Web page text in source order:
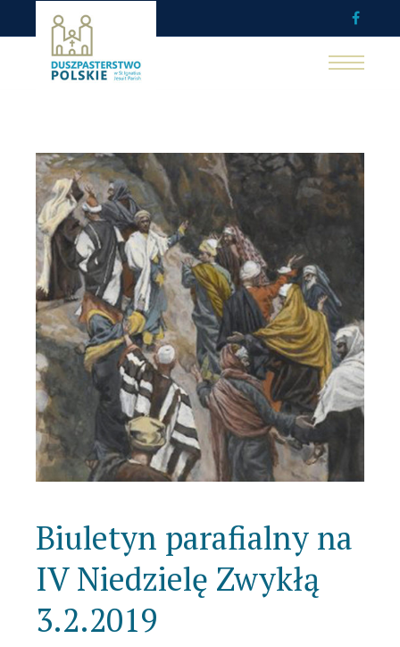
Biuletyn parafialny na
IV Niedzielę Zwykłą
3.2.2019